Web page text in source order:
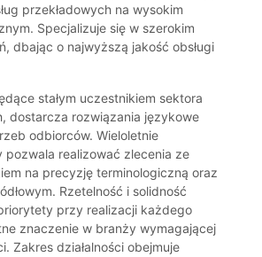
przekładowych na wysokim
Specjalizuje się w szerokim
dbając o najwyższą jakość obsługi
stałym uczestnikiem sektora
dostarcza rozwiązania językowe
odbiorców. Wieloletnie
pozwala realizować zlecenia ze
na precyzję terminologiczną oraz
Rzetelność i solidność
przy realizacji każdego
znaczenie w branży wymagającej
Zakres działalności obejmuje